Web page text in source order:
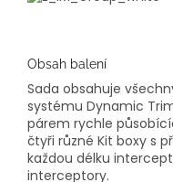
Obsah balení
Sada obsahuje
systému Dynamic
párem rychle
čtyři různé Kit boxy s
každou délku
interceptory.